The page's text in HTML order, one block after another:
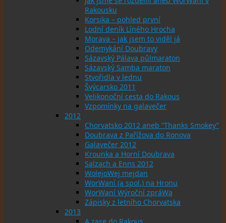
Rakousku
Korsika – pohled první
Lodní deník Líného Hrocha
Morava – jak jsem to viděl já
Odemykání Doubravy
Sázavský Pálava půlmaraton
Sázavský Samba maraton
Stvořidla v lednu
Švýcarsko 2011
Velikonoční cesta do Rakous
Vzpomínky na galavečer
2012
Chorvatsko 2012 aneb “Thanks Smokey”
Doubrava z Pařížova do Ronova
Galavečer 2012
Krounka a Horní Doubrava
Salzach a Enns 2012
WolejoWej mejdan
WorWaní (a spol.) na Hronu
WorWaní Wýroční zpráWa
Zápisky z letního Chorvatska
2013